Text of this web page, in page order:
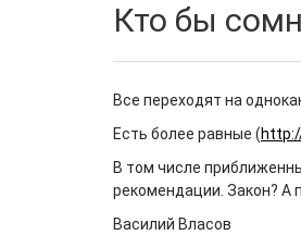
Кто бы
Все переходят на
Есть более равные (
В том числе
рекомендации. Закон? А
Василий Власов